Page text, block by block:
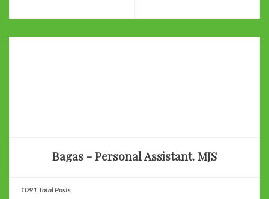
Bagas - Personal Assistant. MJS
1091 Total Posts